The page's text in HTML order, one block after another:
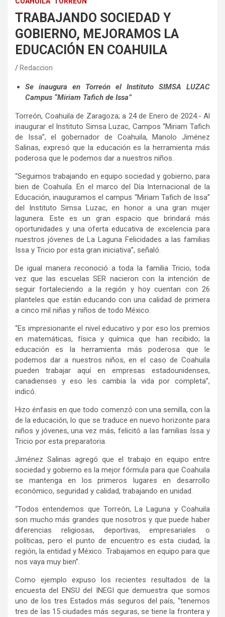
TRABAJANDO SOCIEDAD Y
GOBIERNO, MEJORAMOS LA
EDUCACIÓN EN COAHUILA
Redaccion
Se inaugura en Torreón el Instituto SIMSA LUZAC
Campus “Miriam Tafich de Issa”
Torreón, Coahuila de Zaragoza; a 24 de Enero de 2024.- Al
inaugurar el Instituto Simsa Luzac, Campos “Miriam Tafich
de Issa”, el gobernador de Coahuila, Manolo Jiménez
Salinas, expresó que la educación es la herramienta más
poderosa que le podemos dar a nuestros niños.
“Seguimos trabajando en equipo sociedad y gobierno, para
bien de Coahuila. En el marco del Día Internacional de la
Educación, inauguramos el campus “Miriam Tafich de Issa”
del Instituto Simsa Luzac, en honor a una gran mujer
lagunera. Este es un gran espacio que brindará más
oportunidades y una oferta educativa de excelencia para
nuestros jóvenes de La Laguna Felicidades a las familias
Issa y Tricio por esta gran iniciativa”, señaló.
De igual manera reconoció a toda la familia Tricio, toda
vez que las escuelas SER nacieron con la intención de
seguir fortaleciendo a la región y hoy cuentan con 26
planteles que están educando con una calidad de primera
a cinco mil niñas y niños de todo México.
“Es impresionante el nivel educativo y por eso los premios
en matemáticas, física y química que han recibido; la
educación es la herramienta más poderosa que le
podemos dar a nuestros niños, en el caso de Coahuila
pueden trabajar aquí en empresas estadounidenses,
canadienses y eso les cambia la vida por completa”,
indicó.
Hizo énfasis en que todo comenzó con una semilla, con la
de la educación, lo que se traduce en nuevo horizonte para
niños y jóvenes, una vez más, felicitó a las familias Issa y
Tricio por esta preparatoria.
Jiménez Salinas agregó que el trabajo en equipo entre
sociedad y gobierno es la mejor fórmula para que Coahuila
se mantenga en los primeros lugares en desarrollo
económico, seguridad y calidad, trabajando en unidad.
“Todos entendemos que Torreón, La Laguna y Coahuila
son mucho más grandes que nosotros y que puede haber
diferencias religiosas, deportivas, empresariales o
políticas, pero el punto de encuentro es esta ciudad, la
región, la entidad y México. Trabajamos en equipo para que
nos vaya muy bien”.
Como ejemplo expuso los recientes resultados de la
encuesta del ENSU del INEGI que demuestra que somos
uno de los tres Estados más seguros del país, “tenemos
tres de las 15 ciudades más seguras, se tiene la frontera y